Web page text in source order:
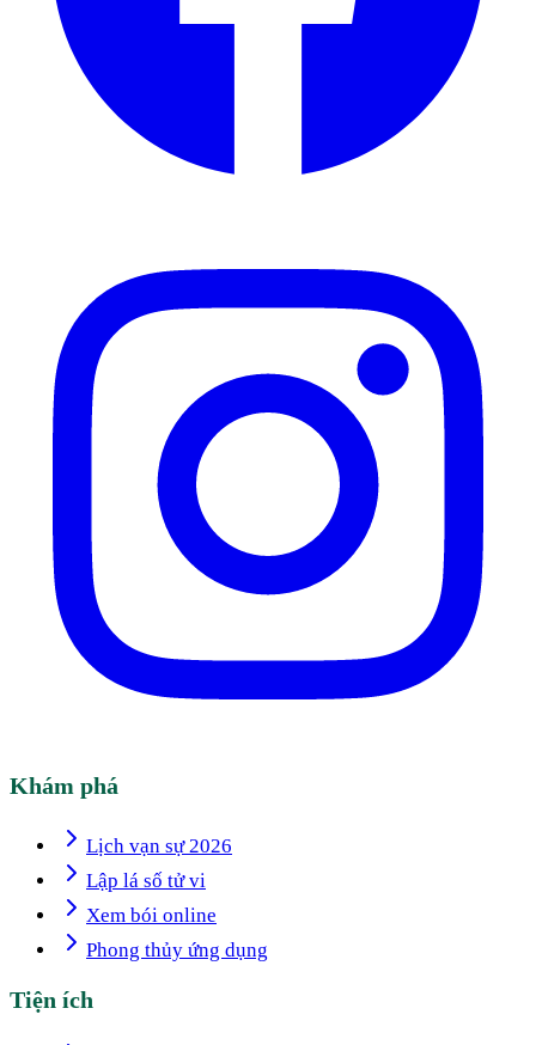
Khám phá
Lịch vạn sự 2026
Lập lá số tử vi
Xem bói online
Phong thủy ứng dụng
Tiện ích